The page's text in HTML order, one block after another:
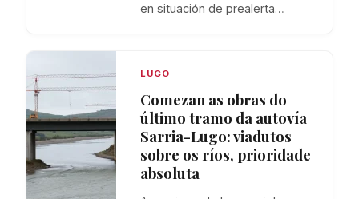
en situación de prealerta…
LUGO
Comezan as obras do
último tramo da autovía
Sarria-Lugo: viadutos
sobre os ríos, prioridade
absoluta